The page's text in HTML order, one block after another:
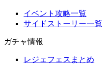
イベント攻略一覧
サイドストーリー一覧
ガチャ情報
レジェフェスまとめ